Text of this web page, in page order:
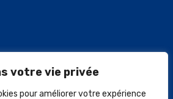
votre vie privée
pour améliorer votre expérience